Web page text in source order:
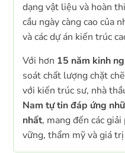
dạng vật liệu và hoàn
cầu ngày càng cao của
và các dự án kiến trúc
Với hơn 15 năm kinh
soát chất lượng chặt
với kiến trúc sư, nhà
Nam tự tin đáp ứng
nhất, mang đến các
vững, thẩm mỹ và giá